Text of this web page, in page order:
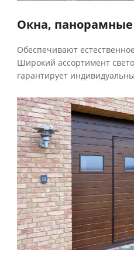
Окна,
Обеспечивают
Широкий ассортимент
гарантирует